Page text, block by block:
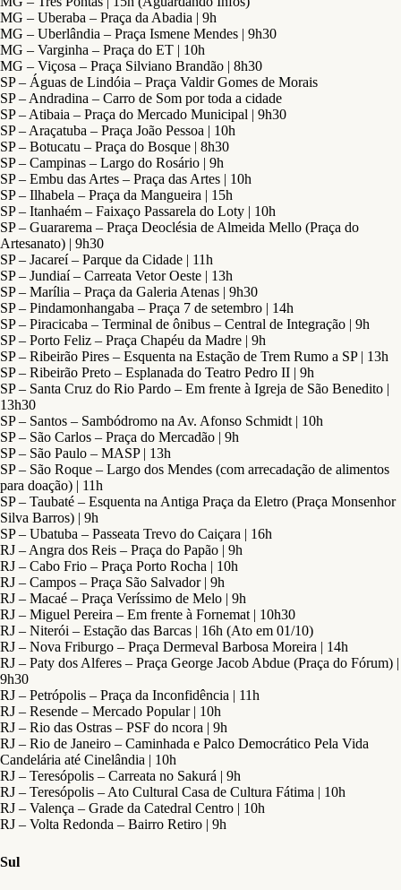
MG – Uberaba – Praça da Abadia | 9h
MG – Uberlândia – Praça Ismene Mendes | 9h30
MG – Varginha – Praça do ET | 10h
MG – Viçosa – Praça Silviano Brandão | 8h30
SP – Águas de Lindóia – Praça Valdir Gomes de Morais
SP – Andradina – Carro de Som por toda a cidade
SP – Atibaia – Praça do Mercado Municipal | 9h30
SP – Araçatuba – Praça João Pessoa | 10h
SP – Botucatu – Praça do Bosque | 8h30
SP – Campinas – Largo do Rosário | 9h
SP – Embu das Artes – Praça das Artes | 10h
SP – Ilhabela – Praça da Mangueira | 15h
SP – Itanhaém – Faixaço Passarela do Loty | 10h
SP – Guararema – Praça Deoclésia de Almeida Mello (Praça do
Artesanato) | 9h30
SP – Jacareí – Parque da Cidade | 11h
SP – Jundiaí – Carreata Vetor Oeste | 13h
SP – Marília – Praça da Galeria Atenas | 9h30
SP – Pindamonhangaba – Praça 7 de setembro | 14h
SP – Piracicaba – Terminal de ônibus – Central de Integração | 9h
SP – Porto Feliz – Praça Chapéu da Madre | 9h
SP – Ribeirão Pires – Esquenta na Estação de Trem Rumo a SP | 13h
SP – Ribeirão Preto – Esplanada do Teatro Pedro II | 9h
SP – Santa Cruz do Rio Pardo – Em frente à Igreja de São Benedito |
13h30
SP – Santos – Sambódromo na Av. Afonso Schmidt | 10h
SP – São Carlos – Praça do Mercadão | 9h
SP – São Paulo – MASP | 13h
SP – São Roque – Largo dos Mendes (com arrecadação de alimentos
para doação) | 11h
SP – Taubaté – Esquenta na Antiga Praça da Eletro (Praça Monsenhor
Silva Barros) | 9h
SP – Ubatuba – Passeata Trevo do Caiçara | 16h
RJ – Angra dos Reis – Praça do Papão | 9h
RJ – Cabo Frio – Praça Porto Rocha | 10h
RJ – Campos – Praça São Salvador | 9h
RJ – Macaé – Praça Veríssimo de Melo | 9h
RJ – Miguel Pereira – Em frente à Fornemat | 10h30
RJ – Niterói – Estação das Barcas | 16h (Ato em 01/10)
RJ – Nova Friburgo – Praça Dermeval Barbosa Moreira | 14h
RJ – Paty dos Alferes – Praça George Jacob Abdue (Praça do Fórum) |
9h30
RJ – Petrópolis – Praça da Inconfidência | 11h
RJ – Resende – Mercado Popular | 10h
RJ – Rio das Ostras – PSF do ncora | 9h
RJ – Rio de Janeiro – Caminhada e Palco Democrático Pela Vida
Candelária até Cinelândia | 10h
RJ – Teresópolis – Carreata no Sakurá | 9h
RJ – Teresópolis – Ato Cultural Casa de Cultura Fátima | 10h
RJ – Valença – Grade da Catedral Centro | 10h
RJ – Volta Redonda – Bairro Retiro | 9h
Sul